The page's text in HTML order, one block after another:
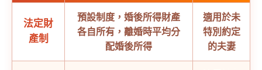
法定財
產制
預設制度，婚後所得財產
各自所有，離婚時平均分
配婚後所得
適用於未
特別約定
的夫妻